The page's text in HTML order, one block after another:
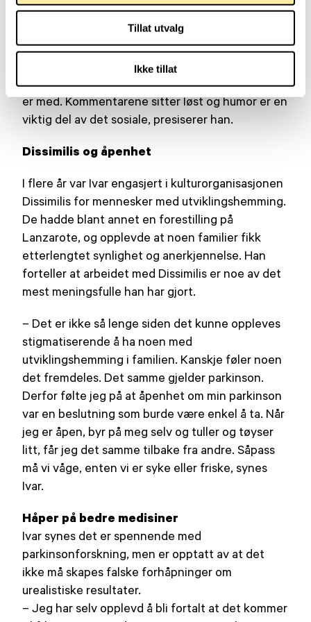
Tillat utvalg
Ikke tillat
lengre sikt. Jeg har aldri likt å pine meg selv, men
i bokse-gjengen på Jordal er det kjempestas å
være. Gruppen har en dedikert og dyktig trener
som heter Johnny Carlsen og det er en helt
spesiell stemning der som betyr mye for oss som
er med. Kommentarene sitter løst og humor er en
viktig del av det sosiale, presiserer han.
Dissimilis og åpenhet
I flere år var Ivar engasjert i kulturorganisasjonen
Dissimilis for mennesker med utviklingshemming.
De hadde blant annet en forestilling på
Lanzarote, og opplevde at noen familier fikk
etterlengtet synlighet og anerkjennelse. Han
forteller at arbeidet med Dissimilis er noe av det
mest meningsfulle han har gjort.
– Det er ikke så lenge siden det kunne oppleves
stigmatiserende å ha noen med
utviklingshemming i familien. Kanskje føler noen
det fremdeles. Det samme gjelder parkinson.
Derfor følte jeg på at åpenhet om min parkinson
var en beslutning som burde være enkel å ta. Når
jeg er åpen, byr på meg selv og tuller og tøyser
litt, får jeg det samme tilbake fra andre. Såpass
må vi våge, enten vi er syke eller friske, synes
Ivar.
Håper på bedre medisiner
Ivar synes det er spennende med
parkinsonforskning, men er opptatt av at det
ikke må skapes falske forhåpninger om
urealistiske resultater.
– Jeg har selv opplevd å bli fortalt at det kommer